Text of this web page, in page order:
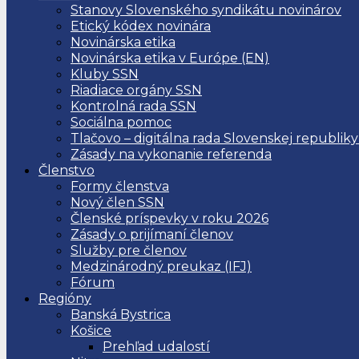
Stanovy Slovenského syndikátu novinárov
Etický kódex novinára
Novinárska etika
Novinárska etika v Európe (EN)
Kluby SSN
Riadiace orgány SSN
Kontrolná rada SSN
Sociálna pomoc
Tlačovo – digitálna rada Slovenskej republiky
Zásady na vykonanie referenda
Členstvo
Formy členstva
Nový člen SSN
Členské príspevky v roku 2026
Zásady o prijímaní členov
Služby pre členov
Medzinárodný preukaz (IFJ)
Fórum
Regióny
Banská Bystrica
Košice
Prehľad udalostí